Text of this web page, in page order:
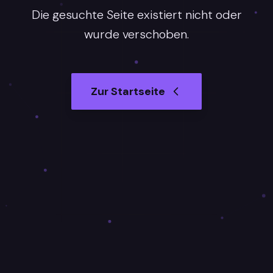
Die gesuchte Seite existiert nicht oder
wurde verschoben.
Zur Startseite